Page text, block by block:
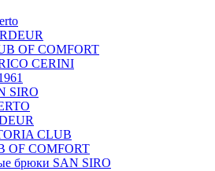
OF COMFORT
CERINI
SIRO
CLUB
OF COMFORT
брюки SAN SIRO